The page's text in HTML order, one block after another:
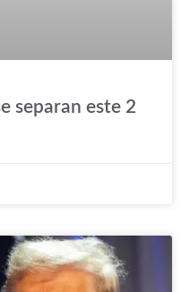
separan este 2